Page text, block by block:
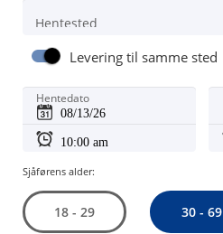
Hentested
Levering til samme sted
Hentedato
Sjåførens alder:
18 - 29 30 - 69